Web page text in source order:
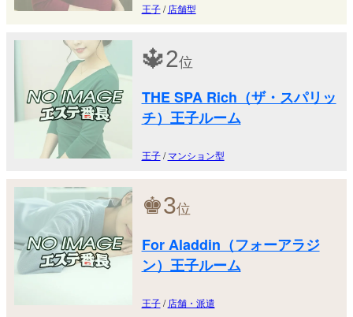
王子/ 店舗型
🔱2位
THE SPA Rich（ザ・スパリッ
チ）王子ルーム
王子/マンション型
♚3位
For Aladdin（フォーアラジ
ン）王子ルーム
王子/ 店舗・派遣